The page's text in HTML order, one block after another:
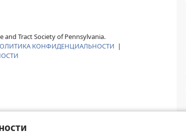
and Tract Society of Pennsylvania.
КОНФИДЕНЦИАЛЬНОСТИ |